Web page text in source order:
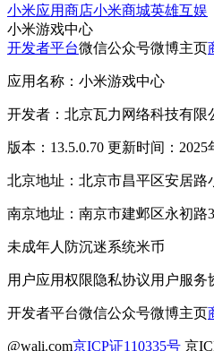
小米应用商店小米商城英雄互娱
小米游戏中心
开发者平台微信公众号微博主页
应用名称：小米游戏中心
开发者：北京瓦力网络科技有限
版本：13.5.0.70 更新时间：2025
北京地址：北京市昌平区安居路
南京地址：南京市建邺区永初路
未成年人防沉迷系统米币
用户应用权限隐私协议用户服务
开发者平台微信公众号微博主页
@wali.com京ICP证110335号 京